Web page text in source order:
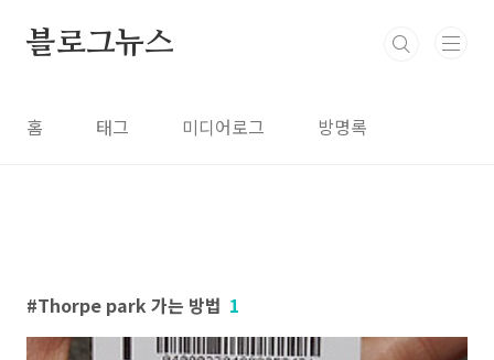
블로그뉴스
홈 태그 미디어로그 방명록
Thorpe park 가는 방법 1